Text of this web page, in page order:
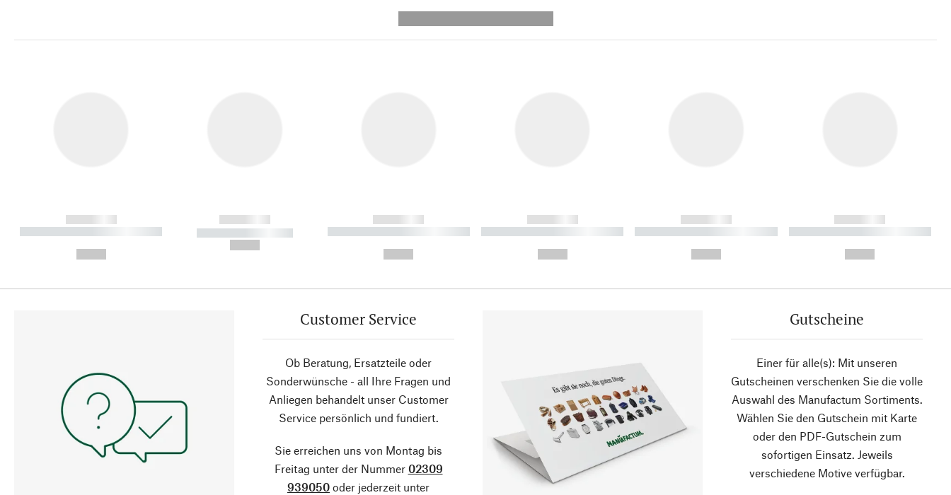
------------
----------- ----------- ----------
------------
----------- -----------
------------
----------- ----------- ----------
------------
----------- ----------- ----------
------------
----------- ----------- ----------
------------
----------- ----------- ----------
Customer Service
Ob Beratung, Ersatzteile oder
Sonderwünsche - all Ihre Fragen und
Anliegen behandelt unser Customer
Service persönlich und fundiert.
Sie erreichen uns von Montag bis
Freitag unter der Nummer 02309
939050 oder jederzeit unter
Gutscheine
Einer für alle(s): Mit unseren
Gutscheinen verschenken Sie die volle
Auswahl des Manufactum Sortiments.
Wählen Sie den Gutschein mit Karte
oder den PDF-Gutschein zum
sofortigen Einsatz. Jeweils
verschiedene Motive verfügbar.